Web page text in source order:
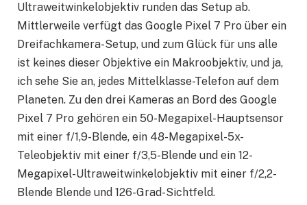
Ultraweitwinkelobjektiv runden das Setup ab.
Mittlerweile verfügt das Google Pixel 7 Pro über ein
Dreifachkamera-Setup, und zum Glück für uns alle
ist keines dieser Objektive ein Makroobjektiv, und ja,
ich sehe Sie an, jedes Mittelklasse-Telefon auf dem
Planeten. Zu den drei Kameras an Bord des Google
Pixel 7 Pro gehören ein 50-Megapixel-Hauptsensor
mit einer f/1,9-Blende, ein 48-Megapixel-5x-
Teleobjektiv mit einer f/3,5-Blende und ein 12-
Megapixel-Ultraweitwinkelobjektiv mit einer f/2,2-
Blende Blende und 126-Grad-Sichtfeld.